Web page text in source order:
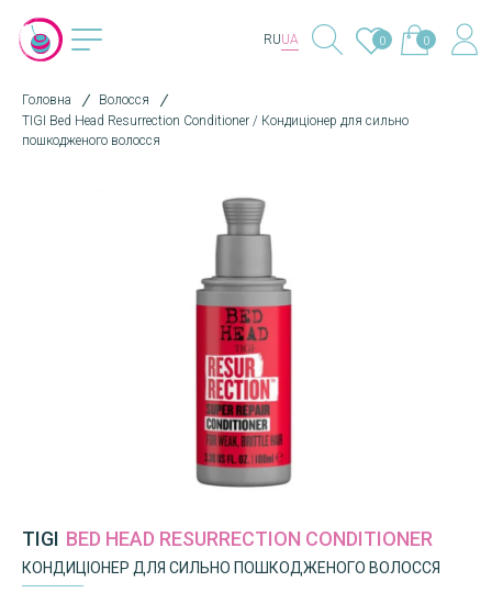
RUUA 0 0
Головна
Волосся
TIGI Bed Head Resurrection Conditioner / Кондиціонер для сильно
пошкодженого волосся
TIGI BED HEAD RESURRECTION CONDITIONER
КОНДИЦІОНЕР ДЛЯ СИЛЬНО ПОШКОДЖЕНОГО ВОЛОССЯ